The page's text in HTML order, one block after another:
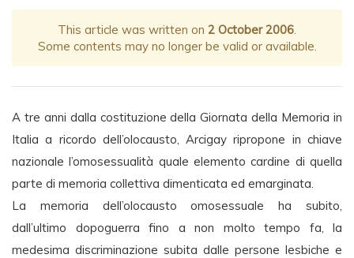
This article was written on 2 October 2006.
Some contents may no longer be valid or available.
A tre anni dalla costituzione della Giornata della Memoria in
Italia a ricordo dell’olocausto, Arcigay ripropone in chiave
nazionale l’omosessualità quale elemento cardine di quella
parte di memoria collettiva dimenticata ed emarginata.
La memoria dell’olocausto omosessuale ha subito,
dall’ultimo dopoguerra fino a non molto tempo fa, la
medesima discriminazione subita dalle persone lesbiche e